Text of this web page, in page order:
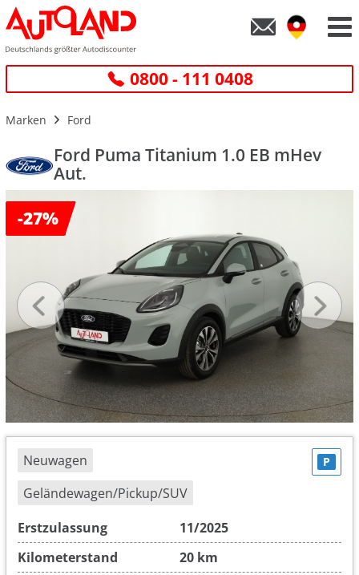
0800 - 111 0408
Marken Ford
Ford Puma Titanium 1.0 EB mHev
Aut.
-27%
Neuwagen
Geländewagen/Pickup/SUV
P
Erstzulassung
11/2025
Kilometerstand
20 km